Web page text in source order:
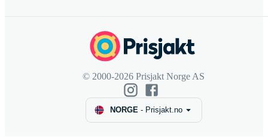
© 2000-2026 Prisjakt Norge AS
NORGE- Prisjakt.no